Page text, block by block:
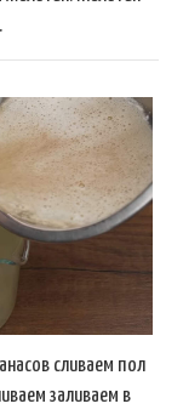
сливаем пол
заливаем в